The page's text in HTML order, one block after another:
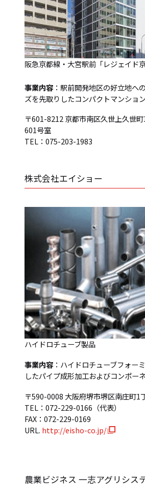
阪急京都線・大宮駅前「レジェイド
事業内容：駅前開発地区の好立地へ
ズを先取りしたコンパクトマンショ
〒601-8212 京都市南区久世上久世
601号室
TEL：075-203-1983
株式会社エイショー
ハイドロチューブ製品
事業内容：ハイドロチューブフォー
したパイプ成形加工およびコンポー
〒590-0008 大阪府堺市堺区南庄町1
TEL：072-229-0166（代表）
FAX：072-229-0169
URL. http://eisho-co.jp/
農業ビジネス 一志アグリシス